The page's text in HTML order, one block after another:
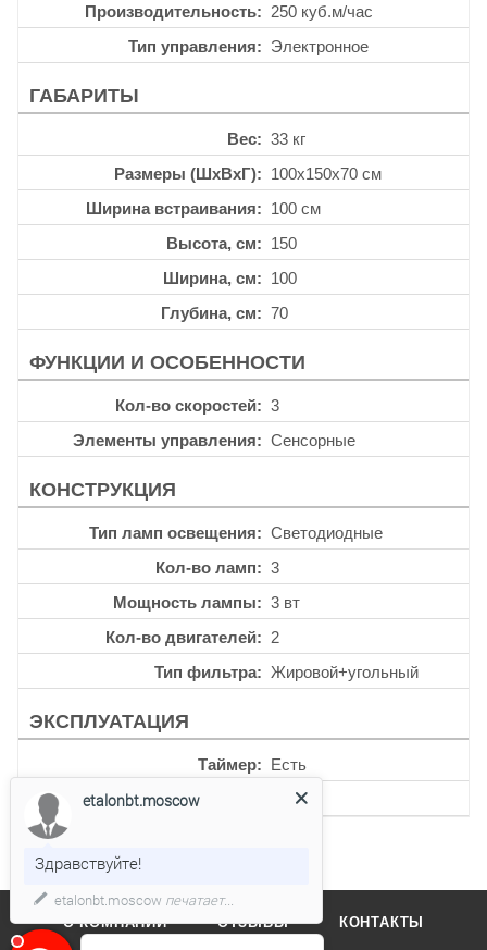
Производительность
250 куб.м/час
Тип управления
Электронное
ГАБАРИТЫ
Вес
33 кг
Размеры (ШхВхГ)
100x150x70 см
Ширина встраивания
100 см
Высота, см
150
Ширина, см
100
Глубина, см
70
ФУНКЦИИ И ОСОБЕННОСТИ
Кол-во скоростей
3
Элементы управления
Сенсорные
КОНСТРУКЦИЯ
Тип ламп освещения
Светодиодные
Кол-во ламп
3
Мощность лампы
3 вт
Кол-во двигателей
2
Тип фильтра
Жировой+угольный
ЭКСПЛУАТАЦИЯ
Таймер
Есть
Уровень шума
39 дб
О КОМПАНИИ ОТЗЫВЫ КОНТАКТЫ
etalonbt.moscow
Здравствуйте!
etalonbt.moscow печатает...